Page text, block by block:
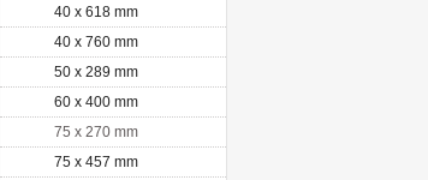
40 x 618 mm
40 x 760 mm
50 x 289 mm
60 x 400 mm
75 x 270 mm
75 x 457 mm